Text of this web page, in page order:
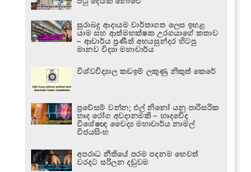
සුරාබදු ආදායම වාර්තාගත ලෙස ඉහළ
යාම සහ ආත්මභක්ෂක උරගයාගේ කතාව
– ආචාර්ය ප්‍රණීත් අභයසුන්දර හිටපු
මානව විද්‍යා මහාචාර්ය
විශ්වවිද්‍යාල කඩඉම් ලකුණු නිකුත් කෙරේ
ප්‍රවේසම් වන්න; එල් නිනෝ යනු පාරිසරික
හෘද රෝග අවදානමකි – හෘදවේද
විශේෂඥ වෛද්‍ය මහාචාර්ය නාමල්
විජයසිංහ
අපරාධ නීතියේ පරම පදනම හෙවත්
වරදට සරිලන දඬුවම